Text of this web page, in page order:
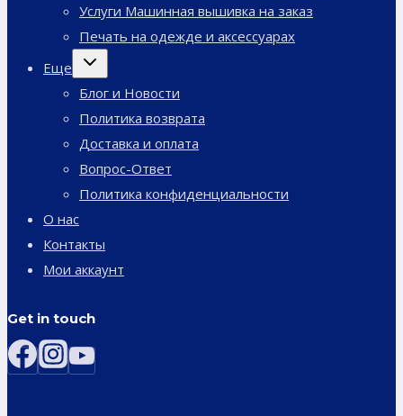
Услуги Машинная вышивка на заказ
Печать на одежде и аксессуарах
Еще
Переключить
Блог и Новости
Политика возврата
Доставка и оплата
Вопрос-Ответ
Политика конфиденциальности
О нас
Контакты
Мои аккаунт
Get in touch